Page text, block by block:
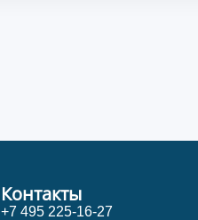
Контакты
+7 495 225-16-27